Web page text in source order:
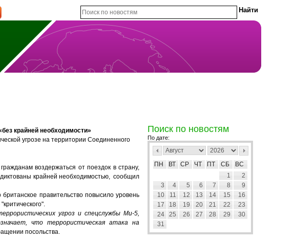
крайней необходимости»
угрозе на территории Соединенного
воздержаться от поездок в страну,
крайней необходимостью, сообщил
правительство повысило уровень
угроз и спецслужбы Ми-5,
что террористическая атака на
посольства.
Поиск по новостям
По дате:
ПН ВТ СР ЧТ ПТ СБ
ВС
1
2
3
4 5 6 7 8
9
10
11 12 13 14 15
16
17
18 19 20 21 22
23
24
25 26 27 28 29
30
31